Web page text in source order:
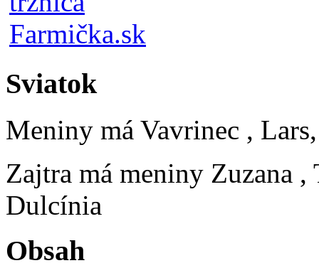
Sviatok
Meniny má Vavrinec ,
Zajtra má meniny Zuzana ,
Dulcínia
Obsah